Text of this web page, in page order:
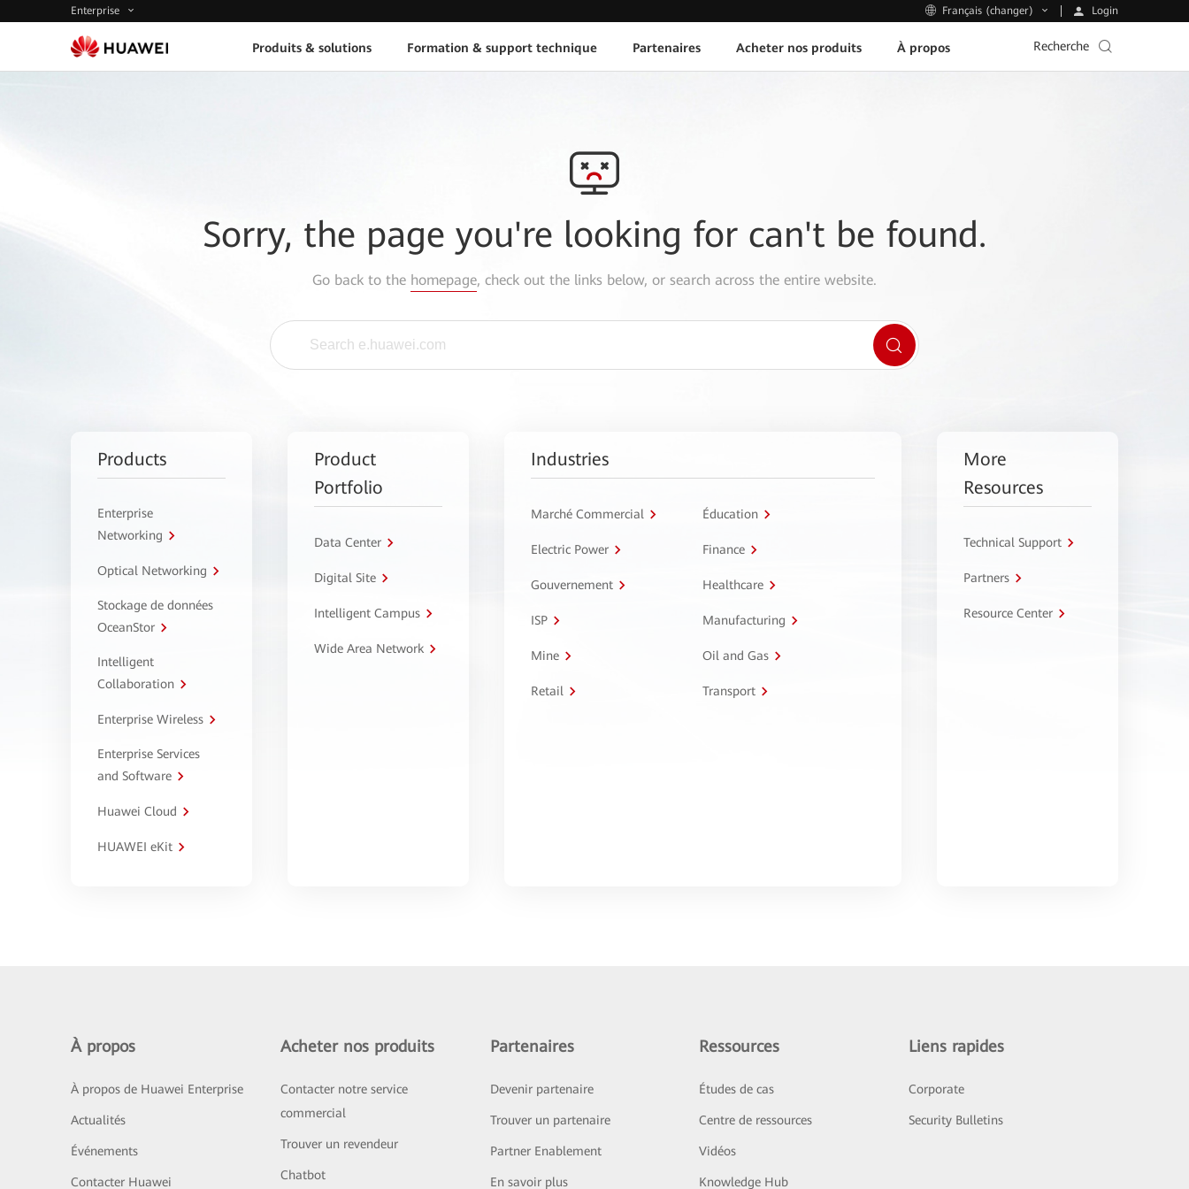
Enterprise Français (changer) Login
Produits & solutions Formation & support technique Partenaires Acheter nos produits À propos Recherche
Sorry, the page you're looking for can't be found.
Go back to the homepage, check out the links below, or search across the entire website.
Products
Enterprise
Networking
Optical Networking
Stockage de données
OceanStor
Intelligent
Collaboration
Enterprise Wireless
Enterprise Services
and Software
Huawei Cloud
HUAWEI eKit
Product
Portfolio
Data Center
Digital Site
Intelligent Campus
Wide Area Network
Industries
Marché Commercial Éducation
Electric Power Finance
Gouvernement Healthcare
ISP Manufacturing
Mine Oil and Gas
Retail Transport
More
Resources
Technical Support
Partners
Resource Center
À propos
À propos de Huawei Enterprise
Actualités
Événements
Contacter Huawei
Acheter nos produits
Contacter notre service
commercial
Trouver un revendeur
Chatbot
Partenaires
Devenir partenaire
Trouver un partenaire
Partner Enablement
En savoir plus
Ressources
Études de cas
Centre de ressources
Vidéos
Knowledge Hub
Liens rapides
Corporate
Security Bulletins